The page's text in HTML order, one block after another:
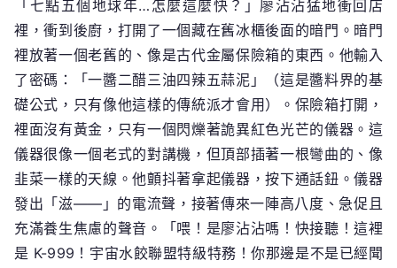
「七點五個地球年…怎麼這麼快？」廖沾沾猛地衝回店
裡，衝到後廚，打開了一個藏在舊冰櫃後面的暗門。暗門
裡放著一個老舊的、像是古代金屬保險箱的東西。他輸入
了密碼：「一醬二醋三油四辣五蒜泥」（這是醬料界的基
礎公式，只有像他這樣的傳統派才會用）。保險箱打開，
裡面沒有黃金，只有一個閃爍著詭異紅色光芒的儀器。這
儀器很像一個老式的對講機，但頂部插著一根彎曲的、像
韭菜一樣的天線。他顫抖著拿起儀器，按下通話鈕。儀器
發出「滋——」的電流聲，接著傳來一陣高八度、急促且
充滿養生焦慮的聲音。「喂！是廖沾沾嗎！快接聽！這裡
是 K-999！宇宙水餃聯盟特級特務！你那邊是不是已經聞